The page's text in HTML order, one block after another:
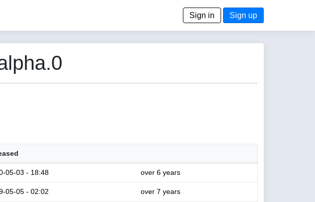
Sign in Sign up
05-03 - 18:48 over 6 years
05-05 - 02:02 over 7 years